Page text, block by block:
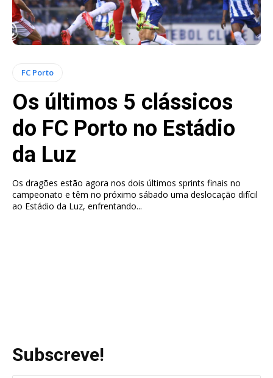
FC Porto
Os últimos 5 clássicos
do FC Porto no Estádio
da Luz
Os dragões estão agora nos dois últimos sprints finais no
campeonato e têm no próximo sábado uma deslocação difícil
ao Estádio da Luz, enfrentando...
Subscreve!